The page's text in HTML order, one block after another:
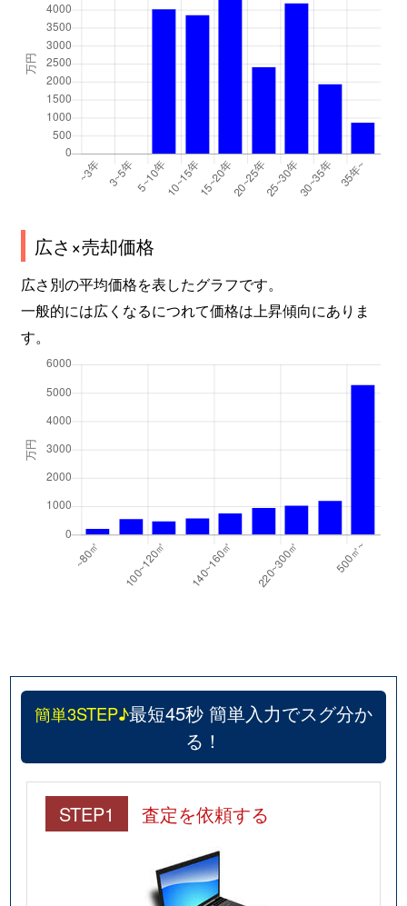
広さ×売却価格
広さ別の平均価格を表したグラフです。
一般的には広くなるにつれて価格は上昇傾向にありま
す。
簡単3STEP♪最短45秒 簡単入力でスグ分か
る！
STEP1 査定を依頼する